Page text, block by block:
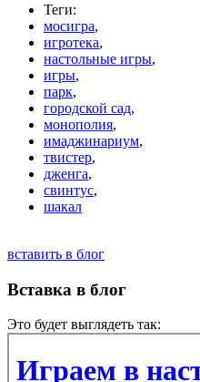
Теги:
мосигра,
игротека,
настольные игры,
игры,
парк,
городской сад,
монополия,
имаджинариум,
твистер,
дженга,
свинтус,
шакал
вставить в блог
Вставка в блог
Это будет выглядеть так: